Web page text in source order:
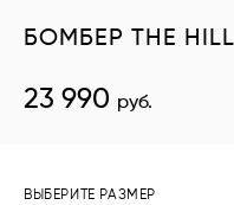
БОМБЕР THE
23 990 руб.
ВЫБЕРИТЕ РАЗМЕР